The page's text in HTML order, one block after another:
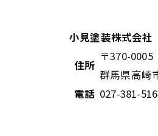
小見塗装株式会社
住所
〒370-0005
群馬県高崎
電話 027-381-